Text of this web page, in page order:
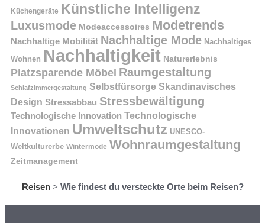
Küchengeräte Künstliche Intelligenz
Luxusmode Modeaccessoires Modetrends
Nachhaltige Mobilität Nachhaltige Mode Nachhaltiges
Wohnen Nachhaltigkeit Naturerlebnis
Platzsparende Möbel Raumgestaltung
Schlafzimmergestaltung Selbstfürsorge Skandinavisches
Design Stressabbau Stressbewältigung
Technologische Innovation Technologische
Innovationen Umweltschutz UNESCO-
Weltkulturerbe Wintermode Wohnraumgestaltung
Zeitmanagement
Reisen> Wie findest du versteckte Orte beim Reisen?